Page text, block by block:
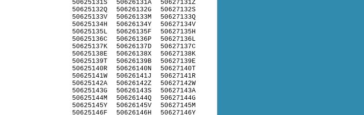
50625131S
50625132Q
50625133V
50625134H
50625135L
50625136C
50625137K
50625138E
50625139T
50625140R
50625141W
50625142A
50625143G
50625144M
50625145Y
50625146F
50626131A
50626132G
50626133M
50626134Y
50626135F
50626136P
50626137D
50626138X
50626139B
50626140N
50626141J
50626142Z
50626143S
50626144Q
50626145V
50626146H
50627131Z
50627132S
50627133Q
50627134V
50627135H
50627136L
50627137C
50627138K
50627139E
50627140T
50627141R
50627142W
50627143A
50627144G
50627145M
50627146Y